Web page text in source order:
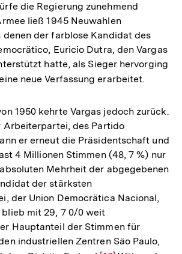
die Regierung zunehmend
ließ 1945 Neuwahlen
denen der farblose Kandidat des
Euricio Dutra, den Vargas
hatte, als Sieger hervorging
neue Verfassung erarbeitet.
1950 kehrte Vargas jedoch zurück.
Arbeiterpartei, des Partido
er erneut die Präsidentschaft und
4 Millionen Stimmen (48, 7 %) nur
Mehrheit der abgegebenen
der stärksten
der Union Democrätica Nacional,
blieb mit 29, 7 0/0 weit
Hauptanteil der Stimmen für
industriellen Zentren Säo Paulo,